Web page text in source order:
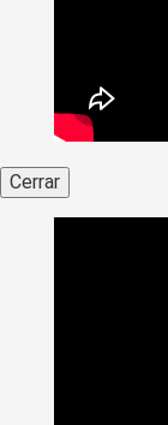
Cerrar